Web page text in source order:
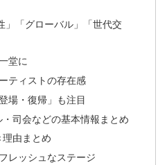
「グローバル」「世代交
堂に
ティストの存在感
場・復帰」も注目
司会などの基本情報まとめ
由まとめ
レッシュなステージ